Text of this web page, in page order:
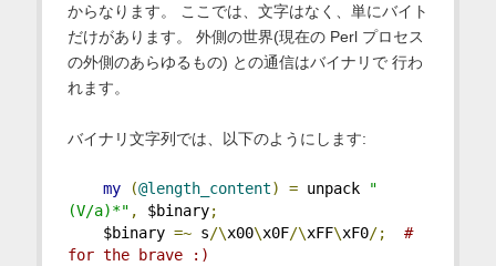
からなります。 ここでは、文字はなく、単にバイト
だけがあります。 外側の世界(現在の Perl プロセス
の外側のあらゆるもの) との通信はバイナリで 行わ
れます。
バイナリ文字列では、以下のようにします:
my (@length_content) = unpack
"
(V/a)*" , $binary;
$binary =~ s/\x00\x0F/\xFF\xF0/;
#
for the brave :)